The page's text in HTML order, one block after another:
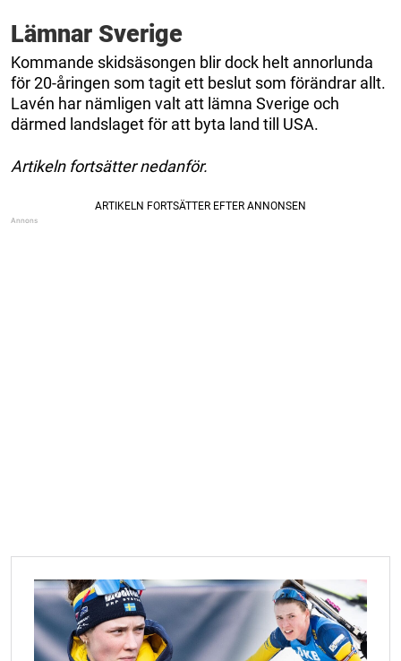
Lämnar Sverige
Kommande skidsäsongen blir dock helt annorlunda
för 20-åringen som tagit ett beslut som förändrar allt.
Lavén har nämligen valt att lämna Sverige och
därmed landslaget för att byta land till USA.
Artikeln fortsätter nedanför.